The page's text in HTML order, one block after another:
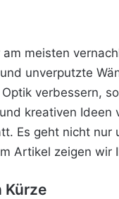
meisten
und unverputzte
verbessern,
kreativen
Es geht nicht
Artikel zeigen wir
Kürze